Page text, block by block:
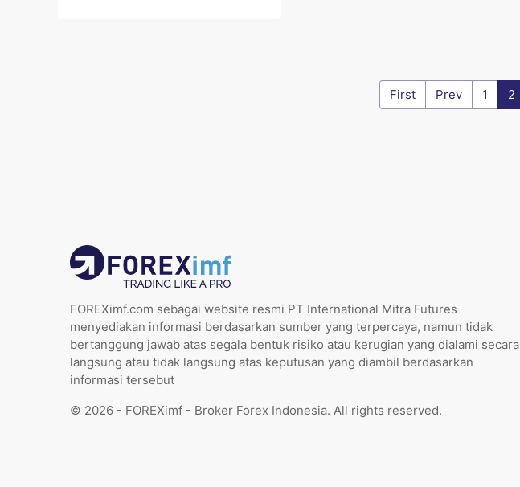
First Prev 1 2
FOREXimf.com sebagai website resmi PT International Mitra Futures
menyediakan informasi berdasarkan sumber yang terpercaya, namun tidak
bertanggung jawab atas segala bentuk risiko atau kerugian yang dialami secara
langsung atau tidak langsung atas keputusan yang diambil berdasarkan
informasi tersebut
© 2026 - FOREXimf - Broker Forex Indonesia. All rights reserved.